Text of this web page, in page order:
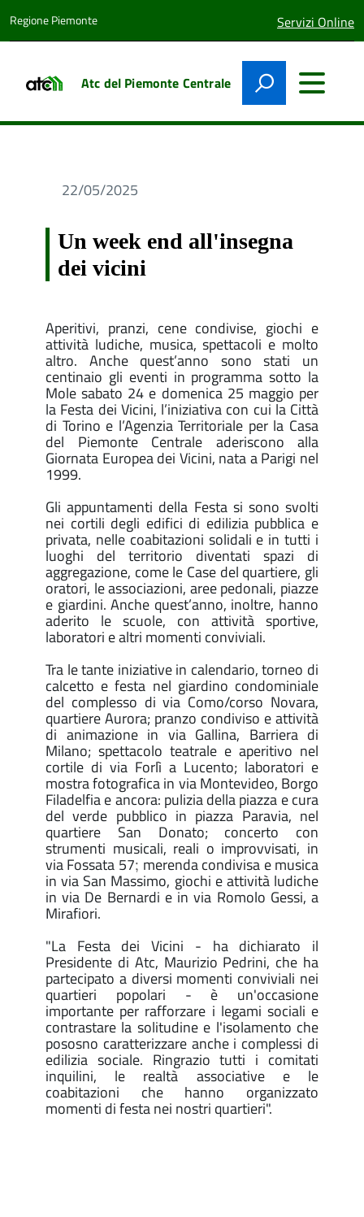
Regione Piemonte lingua
attiva:
Servizi Online
Atc del Piemonte Centrale
22/05/2025
Un week end all'insegna
dei vicini
Aperitivi, pranzi, cene condivise, giochi e
attività ludiche, musica, spettacoli e molto
altro. Anche quest’anno sono stati un
centinaio gli eventi in programma sotto la
Mole sabato 24 e domenica 25 maggio per
la Festa dei Vicini, l’iniziativa con cui la Città
di Torino e l’Agenzia Territoriale per la Casa
del Piemonte Centrale aderiscono alla
Giornata Europea dei Vicini, nata a Parigi nel
1999.
Gli appuntamenti della Festa si sono svolti
nei cortili degli edifici di edilizia pubblica e
privata, nelle coabitazioni solidali e in tutti i
luoghi del territorio diventati spazi di
aggregazione, come le Case del quartiere, gli
oratori, le associazioni, aree pedonali, piazze
e giardini. Anche quest’anno, inoltre, hanno
aderito le scuole, con attività sportive,
laboratori e altri momenti conviviali.
Tra le tante iniziative in calendario, torneo di
calcetto e festa nel giardino condominiale
del complesso di via Como/corso Novara,
quartiere Aurora; pranzo condiviso e attività
di animazione in via Gallina, Barriera di
Milano; spettacolo teatrale e aperitivo nel
cortile di via Forlì a Lucento; laboratori e
mostra fotografica in via Montevideo, Borgo
Filadelfia e ancora: pulizia della piazza e cura
del verde pubblico in piazza Paravia, nel
quartiere San Donato; concerto con
strumenti musicali, reali o improvvisati, in
via Fossata 57; merenda condivisa e musica
in via San Massimo, giochi e attività ludiche
in via De Bernardi e in via Romolo Gessi, a
Mirafiori.
"La Festa dei Vicini - ha dichiarato il
Presidente di Atc, Maurizio Pedrini, che ha
partecipato a diversi momenti conviviali nei
quartieri popolari - è un'occasione
importante per rafforzare i legami sociali e
contrastare la solitudine e l'isolamento che
pososno caratterizzare anche i complessi di
edilizia sociale. Ringrazio tutti i comitati
inquilini, le realtà associative e le
coabitazioni che hanno organizzato
momenti di festa nei nostri quartieri".